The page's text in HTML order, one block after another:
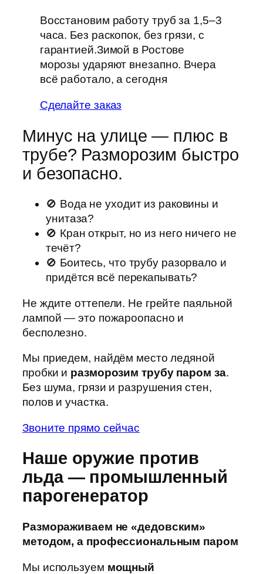
Восстановим работу труб за 1,5–3
часа. Без раскопок, без грязи, с
гарантией.Зимой в Ростове
морозы ударяют внезапно. Вчера
всё работало, а сегодня
Сделайте заказ
Минус на улице — плюс в
трубе? Разморозим быстро
и безопасно.
🚫 Вода не уходит из раковины и
унитаза?
🚫 Кран открыт, но из него ничего не
течёт?
🚫 Боитесь, что трубу разорвало и
придётся всё перекапывать?
Не ждите оттепели. Не грейте паяльной
лампой — это пожароопасно и
бесполезно.
Мы приедем, найдём место ледяной
пробки и разморозим трубу паром за.
Без шума, грязи и разрушения стен,
полов и участка.
Звоните прямо сейчас
Наше оружие против
льда — промышленный
парогенератор
Размораживаем не «дедовским»
методом, а профессиональным паром
Мы используем мощный